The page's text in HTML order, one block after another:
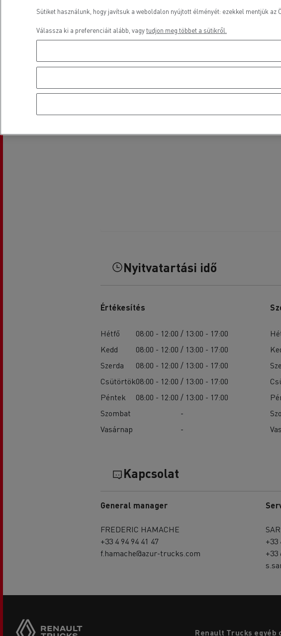
Nyitvatartási idő
Értékesítés
Hétfő
08:00 - 12:00 / 13:00 - 17:00
Kedd
08:00 - 12:00 / 13:00 - 17:00
Szerda
08:00 - 12:00 / 13:00 - 17:00
Csütörtök08:00 - 12:00 / 13:00 - 17:00
Péntek
08:00 - 12:00 / 13:00 - 17:00
Szombat
-
Vasárnap
-
Kapcsolat
General manager
FREDERIC HAMACHE
+33 4 94 94 41 47
f.hamache@azur-trucks.com
+33
+33
Renault Trucks egyéb
Sütiket használunk, hogy javítsuk a weboldalon nyújtott élményét: ezekkel mentjük
Válassza ki a preferenciáit alább, vagytudjon meg többet a sütikről.